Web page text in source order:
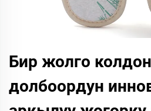
Бир жолго
долбоордун